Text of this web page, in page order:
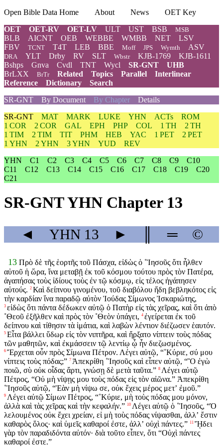
Open Bible Data Home About News
OET Key
OET
OET-RV OET-LV ULT UST BSB MSB
BLB AICNT OEB WEBBE WMBB NET
LSV
FBV
TCNT T4T LEB BBE Moff JPS Wymth ASV
DRA YLT Drby RV SLT Wbstr KJB-1769
KJB-1611
Bshps
Gnva Cvdl TNT Wycl SR-GNT
UHB
BrLXX
BrTr Related Topics Parallel
Interlinear
Reference
Dictionary
Search
SR-GNT
By Document By Chapter Details
SR-GNT MAT MARK LUKE YHN ACTs
ROM
1 COR
2 COR GAL EPH PHP COL 1 TH
2 TH
1 TIM
2 TIM TIT PHM HEB YAC 1 PET
2 PET
1 YHN
2 YHN 3 YHN YUD
REV
YHN
C1 C2 C3 C4 C5 C6 C7 C8 C9
C10
C11
C12 C13 C14 C15 C16 C17 C18 C19
C20
C21
SR-GNT YHN Chapter 13
◄ YHN13 ► ═ ©
13 Πρὸ δὲ τῆς ἑορτῆς τοῦ Πάσχα, εἰδὼς ὁ ˚Ἰησοῦς ὅτι ἦλθεν
αὐτοῦ ἡ ὥρα, ἵνα μεταβῇ ἐκ τοῦ κόσμου τούτου πρὸς τὸν Πατέρα,
ἀγαπήσας τοὺς ἰδίους τοὺς ἐν τῷ κόσμῳ, εἰς τέλος ἠγάπησεν
αὐτούς. 2 Καὶ δείπνου γινομένου, τοῦ διαβόλου ἤδη βεβληκότος εἰς
τὴν καρδίαν ἵνα παραδῷ αὐτὸν Ἰούδας Σίμωνος Ἰσκαριώτης,
3 εἰδὼς ὅτι πάντα δέδωκεν αὐτῷ ὁ Πατὴρ εἰς τὰς χεῖρας, καὶ ὅτι ἀπὸ
˚Θεοῦ ἐξῆλθεν καὶ πρὸς τὸν ˚Θεὸν ὑπάγει, 4 ἐγείρεται ἐκ τοῦ
δείπνου καὶ τίθησιν τὰ ἱμάτια, καὶ λαβὼν λέντιον διέζωσεν ἑαυτόν.
5 Εἶτα βάλλει ὕδωρ εἰς τὸν νιπτῆρα, καὶ ἤρξατο νίπτειν τοὺς πόδας
τῶν μαθητῶν, καὶ ἐκμάσσειν τῷ λεντίῳ ᾧ ἦν διεζωσμένος.
6 Ἔρχεται οὖν πρὸς Σίμωνα Πέτρον. Λέγει αὐτῷ, “˚Κύριε, σύ μου
νίπτεις τοὺς πόδας;” 7 Ἀπεκρίθη ˚Ἰησοῦς καὶ εἶπεν αὐτῷ, “Ὃ ἐγὼ
ποιῶ, σὺ οὐκ οἶδας ἄρτι, γνώσῃ δὲ μετὰ ταῦτα.” 8 Λέγει αὐτῷ
Πέτρος, “Οὐ μὴ νίψῃς μου τοὺς πόδας εἰς τὸν αἰῶνα.” Ἀπεκρίθη
˚Ἰησοῦς αὐτῷ, “Ἐὰν μὴ νίψω σε, οὐκ ἔχεις μέρος μετʼ ἐμοῦ.”
9 Λέγει αὐτῷ Σίμων Πέτρος, “˚Κύριε, μὴ τοὺς πόδας μου μόνον,
ἀλλὰ καὶ τὰς χεῖρας καὶ τὴν κεφαλήν.” 10 Λέγει αὐτῷ ὁ ˚Ἰησοῦς, “Ὁ
λελουμένος οὐκ ἔχει χρείαν, εἰ μὴ τοὺς πόδας νίψασθαι, ἀλλʼ ἔστιν
καθαρὸς ὅλος· καὶ ὑμεῖς καθαροί ἐστε, ἀλλʼ οὐχὶ πάντες.” 11 ᾜδει
γὰρ τὸν παραδιδόντα αὐτόν· διὰ τοῦτο εἶπεν, ὅτι “Οὐχὶ πάντες
καθαροί ἐστε.”